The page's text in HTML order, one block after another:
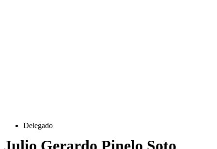
Delegado
Julio Gerardo Pinelo Soto